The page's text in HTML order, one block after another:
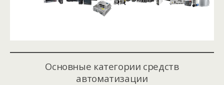
Основные категории средств
автоматизации